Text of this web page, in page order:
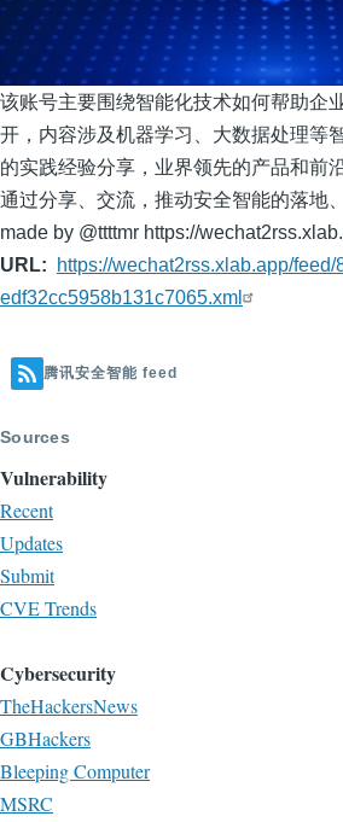
该账号主要围绕智能化技术如何帮助企
开，内容涉及机器学习、大数据处理等
的实践经验分享，业界领先的产品和前
通过分享、交流，推动安全智能的落地
made by @ttttmr https://
URL
https://wechat2rss.xlab.app/
edf32cc5958b131c7065.xml
腾讯安全智能 feed
Sources
Vulnerability
Recent
Updates
Submit
CVE Trends
Cybersecurity
TheHackersNews
GBHackers
Bleeping Computer
MSRC